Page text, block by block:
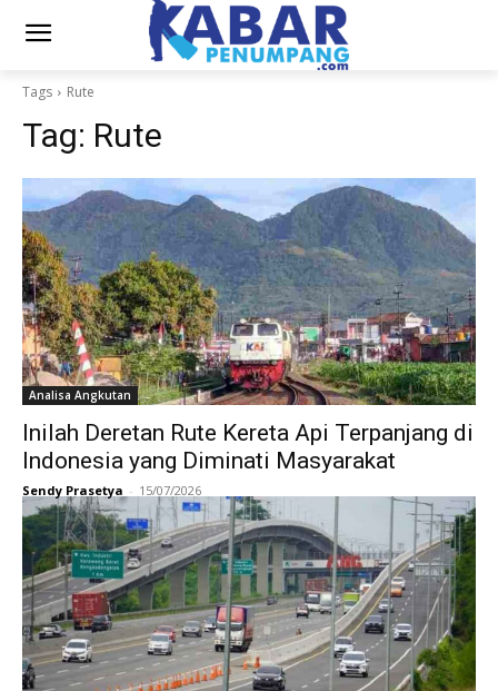
Tags Rute
Tag: Rute
Analisa Angkutan
Inilah Deretan Rute Kereta Api Terpanjang di
Indonesia yang Diminati Masyarakat
Sendy Prasetya - 15/07/2026